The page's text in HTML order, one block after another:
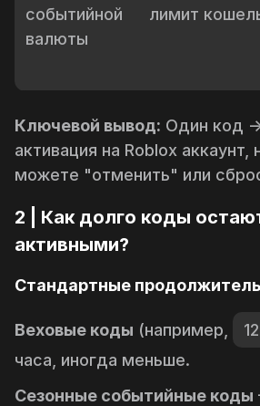
событийной
валюты
лимит
Ключевой вывод: Один код
активация на Roblox аккаунт,
можете "отменить" или
2 | Как долго коды
активными?
Стандартные
Веховые коды (например,
часа, иногда меньше.
Сезонные событийные коды